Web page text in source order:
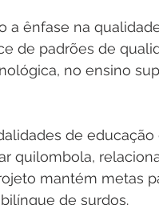
a ênfase na
de padrões de
no ensino
quilombola,
mantém metas
de surdos.